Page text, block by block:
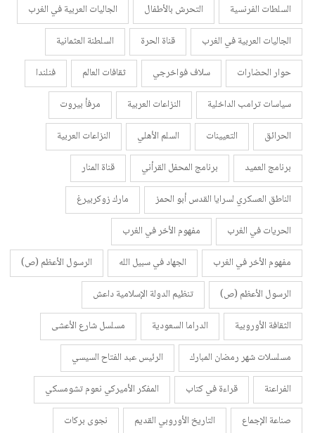
السلطات الفرنسية
التحرش بالأطفال
الجاليات العربية في الغرب
الجاليات العربية في الغرب
قناة الحرة
السلطنة العثمانية
حوار الحضارات
سلاف فواخرجي ثقافات العالم
فنلندا
سياسات ترامب الداخلية
النزاعات العربية
مرفأ بيروت
الحرائق
التعيينات السلم الأهلي
النزاعات العربية
برنامج العميد
برنامج المحفل القرأني
قناة المنار
الناطق العسكري لسرايا القدس أبو الحمز
مارك زوكربيرغ
الحريات في الغرب
مفهوم الأخر في الغرب
مفهوم الأخر في الغرب
الجهاد في سبيل الله
الرسول الأعظم (ص)
الرسول الأعظم (ص)
تنظيم الدولة الإسلامية داعش
الثقافة الأوروبية
الدراما السعودية
مسلسل شارع الأعشى
مسلسلات شهر رمضان المبارك
الرئيس عبد الفتاح السيسي
الفراعنة
قراءة في كتاب
المفكر الأميركي نعوم تشومسكي
صناعة الإجماع
التاريخ الأوروبي القديم
نجوى بركات